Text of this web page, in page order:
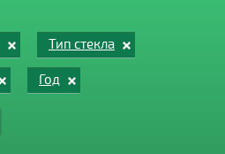
Тип стекла
Год